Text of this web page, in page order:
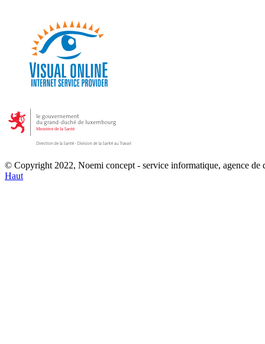
© Copyright 2022, Noemi concept - service informatique, agence
Haut